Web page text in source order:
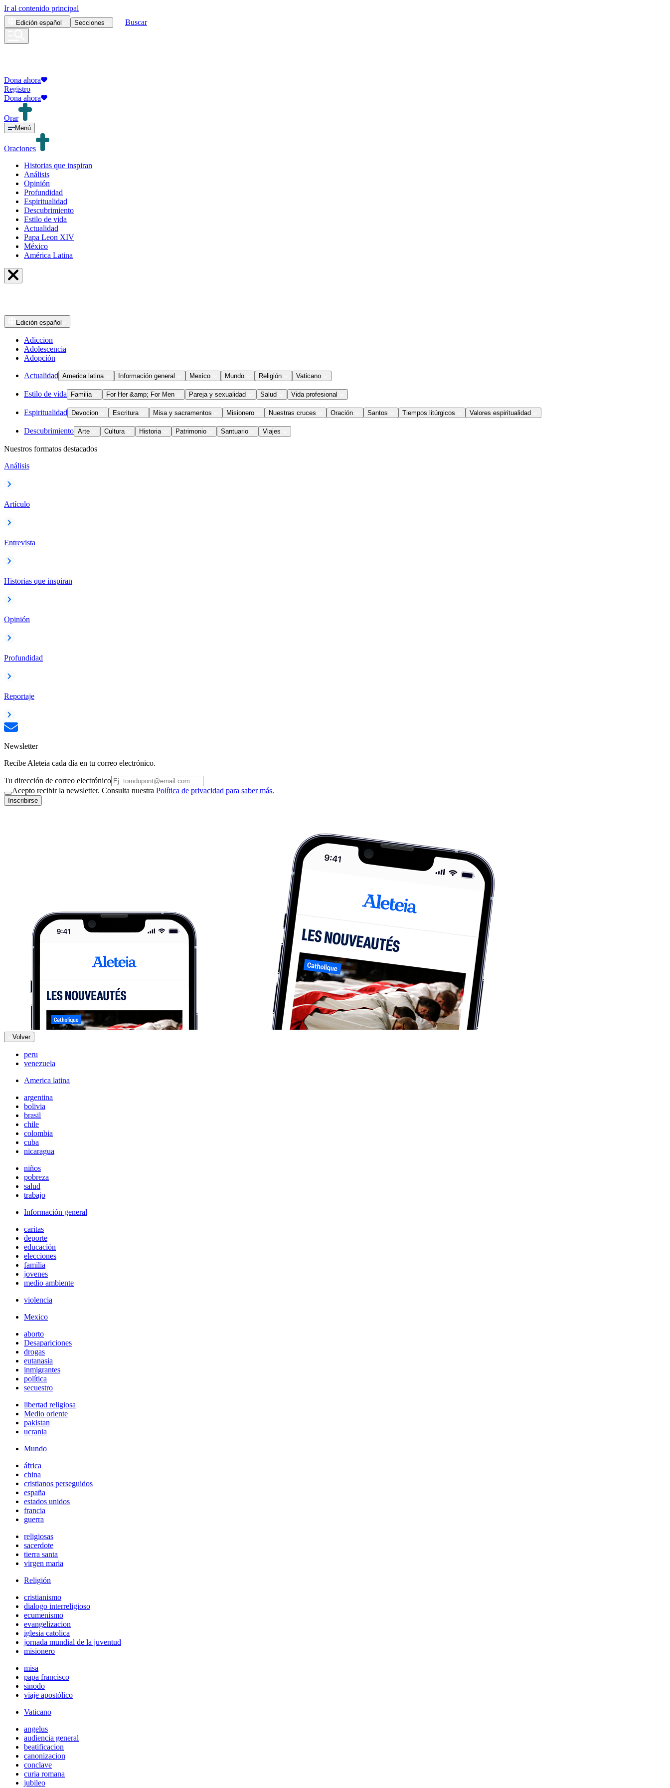
Ir al contenido principal
Edición español Secciones Buscar
Dona ahora
Registro
Dona ahora
Orar
Menú
Oraciones
Historias que inspiran
Análisis
Opinión
Profundidad
Espiritualidad
Descubrimiento
Estilo de vida
Actualidad
Papa Leon XIV
México
América Latina
Edición español
Adiccion
Adolescencia
Adopción
Actualidad America latina Información general Mexico Mundo Religión Vaticano
Estilo de vida Familia For Her &amp; For Men Pareja y sexualidad Salud Vida profesional
Espiritualidad Devocion Escritura Misa y sacramentos Misionero Nuestras cruces Oración Santos Tiempos litúrgicos Valores espiritualidad
Descubrimiento Arte Cultura Historia Patrimonio Santuario Viajes
Nuestros formatos destacados
Análisis
Artículo
Entrevista
Historias que inspiran
Opinión
Profundidad
Reportaje
Newsletter
Recibe Aleteia cada día en tu correo electrónico.
Tu dirección de correo electrónico
Acepto recibir la newsletter. Consulta nuestra Política de privacidad para saber más.
Inscribirse
Volver
peru
venezuela
America latina
argentina
bolivia
brasil
chile
colombia
cuba
nicaragua
niños
pobreza
salud
trabajo
Información general
caritas
deporte
educación
elecciones
familia
jovenes
medio ambiente
violencia
Mexico
aborto
Desapariciones
drogas
eutanasia
inmigrantes
política
secuestro
libertad religiosa
Medio oriente
pakistan
ucrania
Mundo
áfrica
china
cristianos perseguidos
españa
estados unidos
francia
guerra
religiosas
sacerdote
tierra santa
virgen maria
Religión
cristianismo
dialogo interreligioso
ecumenismo
evangelizacion
iglesia catolica
jornada mundial de la juventud
misionero
misa
papa francisco
sinodo
viaje apostólico
Vaticano
angelus
audiencia general
beatificacion
canonizacion
conclave
curia romana
jubileo